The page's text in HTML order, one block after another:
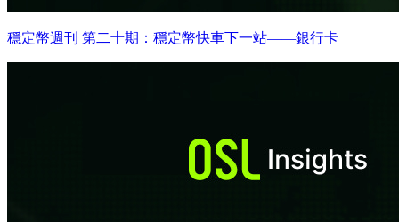
穩定幣週刊 第二十期：穩定幣快車下一站——銀行卡